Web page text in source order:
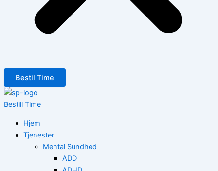
Bestil Time
Bestill Time
Hjem
Tjenester
Mental Sundhed
ADD